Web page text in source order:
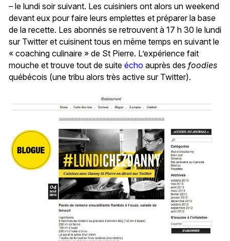
– le lundi soir suivant. Les cuisiniers ont alors un weekend
devant eux pour faire leurs emplettes et préparer la base
de la recette. Les abonnés se retrouvent à 17 h 30 le lundi
sur Twitter et cuisinent tous en même temps en suivant le
« coaching culinaire » de St Pierre. L’expérience fait
mouche et trouve tout de suite écho auprès des foodies
québécois (une tribu alors très active sur Twitter).